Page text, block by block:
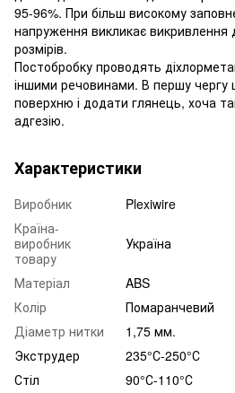
95-96%. При більш високому
напруження викликає викривлення
розмірів.
Постобробку проводять
іншими речовинами. В першу чергу
поверхню і додати глянець, хоча
адгезію.
Характеристики
Виробник
Plexiwire
Країна-
виробник
товару
Україна
Матеріал
ABS
Колір
Помаранчевий
Діаметр нитки
1,75 мм.
Экструдер
235°С-250°С
Стіл
90°С-110°С